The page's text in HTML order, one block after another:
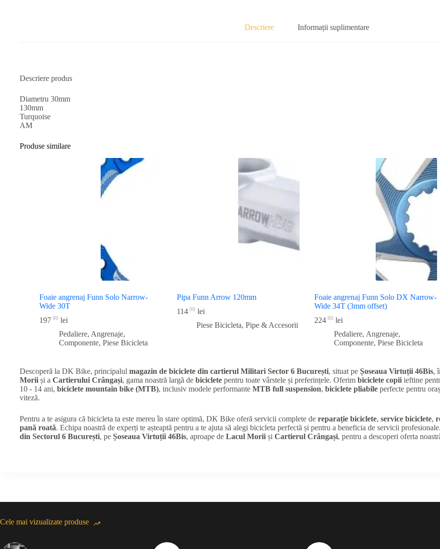
Descriere Informații suplimentare
Descriere produs
Diametru 30mm
130mm
Turquoise
AM
Produse similare
Foaie angrenaj Funn Solo Narrow-
Wide 30T
197 00 lei
Pedaliere, Angrenaje,
Componente, Piese Bicicleta
Pipa Funn Arrow 120mm
114 00 lei
Piese Bicicleta, Pipe & Accesorii
Foaie angrenaj Funn Solo DX Narrow-
Wide 34T (3mm offset)
224 00 lei
Pedaliere, Angrenaje,
Componente, Piese Bicicleta
Descoperă la DK Bike, principalul magazin de biciclete din cartierul Militari Sector 6 București, situat pe Șoseaua Virtuții 46Bis,
Morii și a Cartierului Crângași, gama noastră largă de biciclete pentru toate vârstele și preferințele. Oferim biciclete copii ieftine
10 - 14 ani, biciclete mountain bike (MTB), inclusiv modele performante MTB full suspension, biciclete pliabile perfecte pentru
viteză.
Pentru a te asigura că bicicleta ta este mereu în stare optimă, DK Bike oferă servicii complete de reparație biciclete, service biciclete,
pană roată. Echipa noastră de experți te așteaptă pentru a te ajuta să alegi bicicleta perfectă și pentru a beneficia de servicii
din Sectorul 6 București, pe Șoseaua Virtuții 46Bis, aproape de Lacul Morii și Cartierul Crângași, pentru a descoperi oferta
Cele mai vizualizate produse